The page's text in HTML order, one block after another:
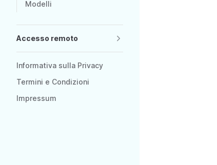
Modelli
Accesso remoto
Informativa sulla Privacy
Termini e Condizioni
Impressum